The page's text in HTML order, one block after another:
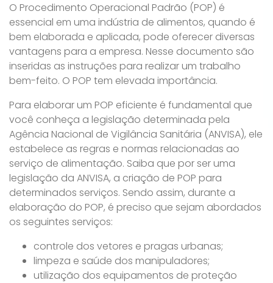
O Procedimento Operacional Padrão (POP) é
essencial em uma indústria de alimentos, quando é
bem elaborada e aplicada, pode oferecer diversas
vantagens para a empresa. Nesse documento são
inseridas as instruções para realizar um trabalho
bem-feito. O POP tem elevada importância.
Para elaborar um POP eficiente é fundamental que
você conheça a legislação determinada pela
Agência Nacional de Vigilância Sanitária (ANVISA), ele
estabelece as regras e normas relacionadas ao
serviço de alimentação. Saiba que por ser uma
legislação da ANVISA, a criação de POP para
determinados serviços. Sendo assim, durante a
elaboração do POP, é preciso que sejam abordados
os seguintes serviços:
controle dos vetores e pragas urbanas;
limpeza e saúde dos manipuladores;
utilização dos equipamentos de proteção